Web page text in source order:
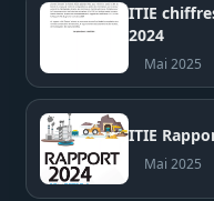
ITIE
2024
Mai 2025
ITIE
Mai 2025